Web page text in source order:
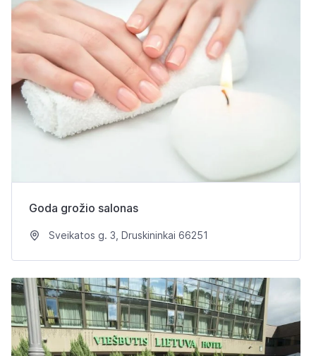
Goda grožio salonas
Sveikatos g. 3, Druskininkai 66251